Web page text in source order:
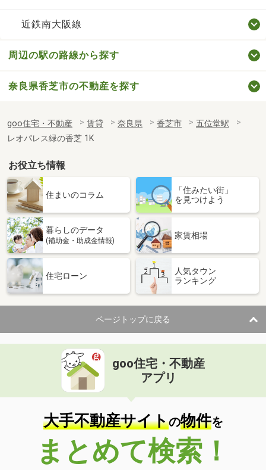
近鉄南大阪線
周辺の駅の路線から探す
奈良県香芝市の不動産を探す
goo住宅・不動産 賃貸 奈良県 香芝市
五位堂駅
レオパレス緑の香芝 1K
お役立ち情報
住まいのコラム
「住みたい街」
を見つけよう
暮らしのデータ
(補助金・助成金情報)
家賃相場
住宅ローン
人気タウン
ランキング
ページトップに戻る
goo住宅・不動産
アプリ
大手不動産サイトの物件を
まとめて検索！